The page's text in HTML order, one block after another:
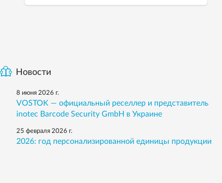
Новости
8 июня 2026 г.
VOSTOK — официальный реселлер и представитель
inotec Barcode Security GmbH в Украине
25 февраля 2026 г.
2026: год персонализированной единицы продукции